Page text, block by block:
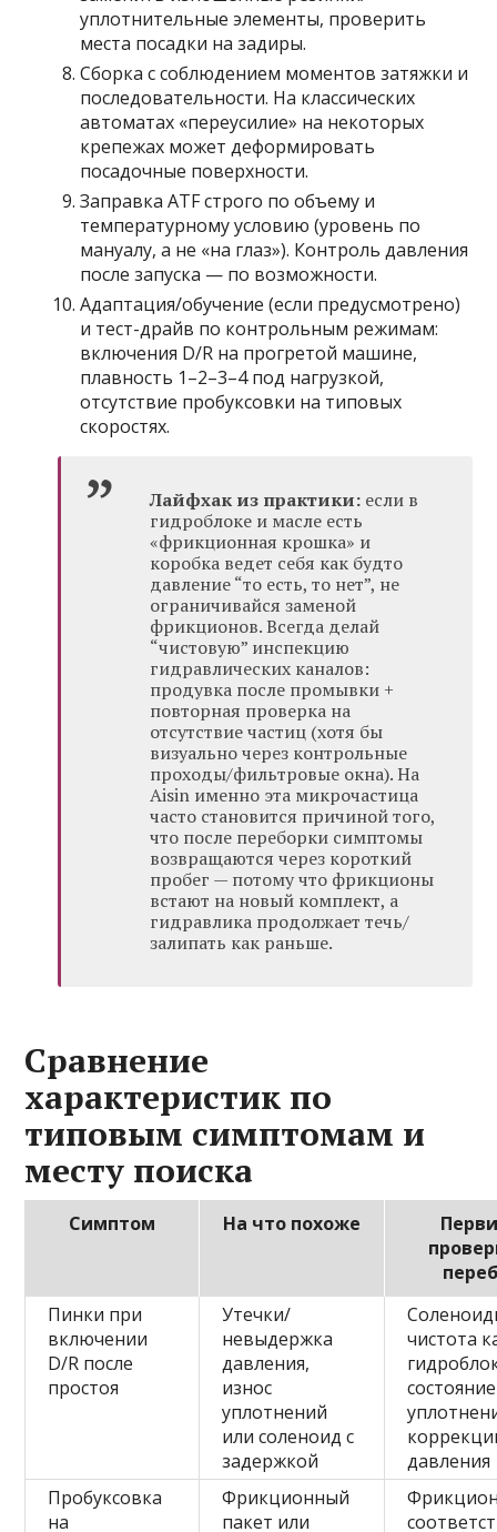
уплотнительные элементы, проверить
места посадки на задиры.
Сборка с соблюдением моментов затяжки и
последовательности. На классических
автоматах «переусилие» на некоторых
крепежах может деформировать
посадочные поверхности.
Заправка ATF строго по объему и
температурному условию (уровень по
мануалу, а не «на глаз»). Контроль давления
после запуска — по возможности.
Адаптация/обучение (если предусмотрено)
и тест-драйв по контрольным режимам:
включения D/R на прогретой машине,
плавность 1–2–3–4 под нагрузкой,
отсутствие пробуксовки на типовых
скоростях.
Лайфхак из практики: если в
гидроблоке и масле есть
«фрикционная крошка» и
коробка ведет себя как будто
давление “то есть, то нет”, не
ограничивайся заменой
фрикционов. Всегда делай
“чистовую” инспекцию
гидравлических каналов:
продувка после промывки +
повторная проверка на
отсутствие частиц (хотя бы
визуально через контрольные
проходы/фильтровые окна). На
Aisin именно эта микрочастица
часто становится причиной того,
что после переборки симптомы
возвращаются через короткий
пробег — потому что фрикционы
встают на новый комплект, а
гидравлика продолжает течь/
залипать как раньше.
Сравнение
характеристик по
типовым симптомам и
месту поиска
Симптом На что похоже
Пинки при
включении
D/R после
простоя
Утечки/
невыдержка
давления,
износ
уплотнений
или соленоид с
задержкой
чистота
состояние
давления
Пробуксовка
на
Фрикционный
пакет или